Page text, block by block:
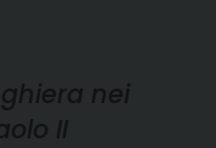
nei
II